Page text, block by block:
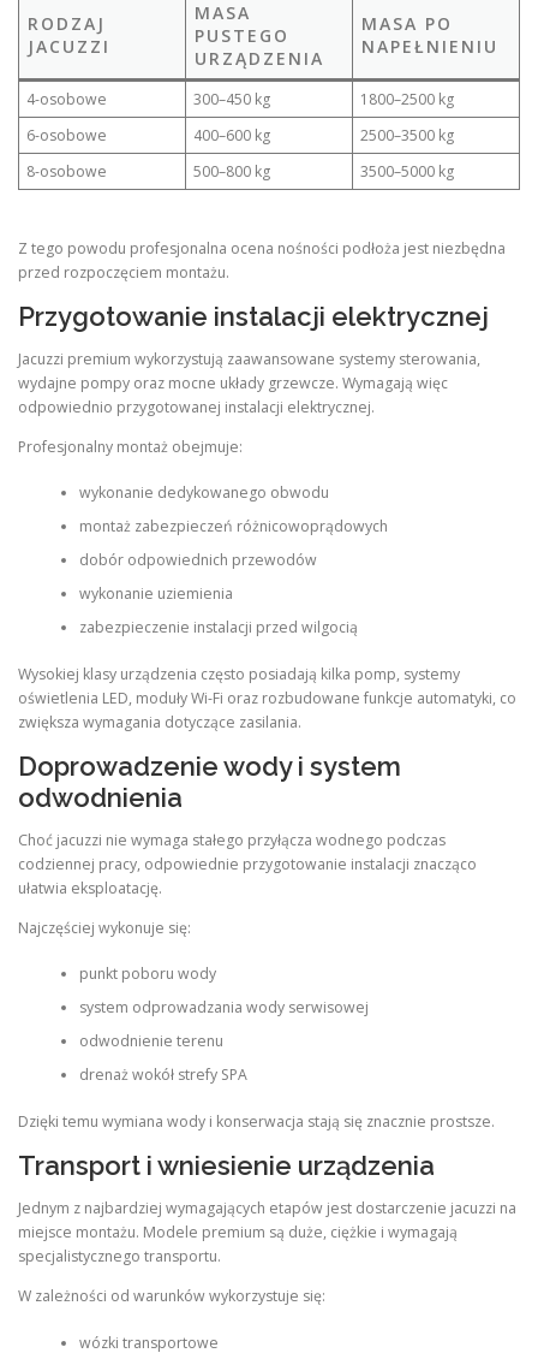
RODZAJ
JACUZZI
MASA
PUSTEGO
URZĄDZENIA
MASA PO
NAPEŁNIENIU
4-osobowe 300–450 kg
1800–2500 kg
6-osobowe
400–600 kg
2500–3500 kg
8-osobowe
500–800 kg 3500–5000 kg
Z tego powodu profesjonalna ocena nośności podłoża jest niezbędna
przed rozpoczęciem montażu.
Przygotowanie instalacji elektrycznej
Jacuzzi premium wykorzystują zaawansowane systemy sterowania,
wydajne pompy oraz mocne układy grzewcze. Wymagają więc
odpowiednio przygotowanej instalacji elektrycznej.
Profesjonalny montaż obejmuje:
wykonanie dedykowanego obwodu
montaż zabezpieczeń różnicowoprądowych
dobór odpowiednich przewodów
wykonanie uziemienia
zabezpieczenie instalacji przed wilgocią
Wysokiej klasy urządzenia często posiadają kilka pomp, systemy
oświetlenia LED, moduły Wi-Fi oraz rozbudowane funkcje automatyki, co
zwiększa wymagania dotyczące zasilania.
Doprowadzenie wody i system
odwodnienia
Choć jacuzzi nie wymaga stałego przyłącza wodnego podczas
codziennej pracy, odpowiednie przygotowanie instalacji znacząco
ułatwia eksploatację.
Najczęściej wykonuje się:
punkt poboru wody
system odprowadzania wody serwisowej
odwodnienie terenu
drenaż wokół strefy SPA
Dzięki temu wymiana wody i konserwacja stają się znacznie prostsze.
Transport i wniesienie urządzenia
Jednym z najbardziej wymagających etapów jest dostarczenie jacuzzi na
miejsce montażu. Modele premium są duże, ciężkie i wymagają
specjalistycznego transportu.
W zależności od warunków wykorzystuje się:
wózki transportowe